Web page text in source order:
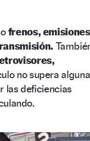
frenos,
no supera alguna
las deficiencias